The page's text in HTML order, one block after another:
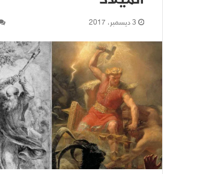
3 ديسمبر، 2017